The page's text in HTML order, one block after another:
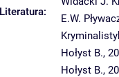
Literatura:
E.W.
Hołyst B.,
Hołyst B.,